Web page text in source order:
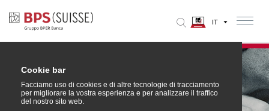
Cookie bar
Facciamo uso di cookies e di altre tecnologie di tracciamento
per migliorare la vostra esperienza e per analizzare il traffico
del nostro sito web.